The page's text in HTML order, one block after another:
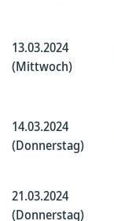
13.03.2024
(Mittwoch)
14.03.2024
(Donnerstag)
21.03.2024
(Donnerstag)